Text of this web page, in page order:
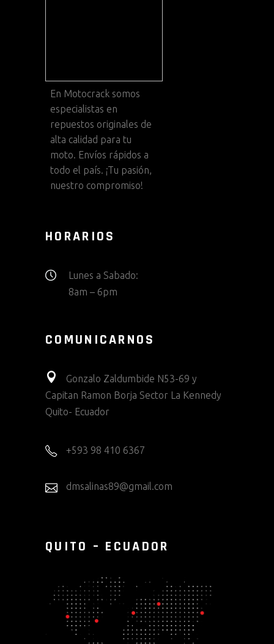
En Motocrack somos
especialistas en
repuestos originales de
alta calidad para tu
moto. Envíos rápidos a
todo el país. ¡Tu pasión,
nuestro compromiso!
HORARIOS
Lunes a Sabado:
8am – 6pm
COMUNICARNOS
Gonzalo Zaldumbide N53-69 y
Capitan Ramon Borja Sector La Kennedy
Quito- Ecuador
+593 98 410 6367
dmsalinas89@gmail.com
QUITO – ECUADOR